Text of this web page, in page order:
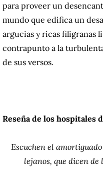
para proveer un
mundo que edifica un
argucias y ricas filigranas
contrapunto a la
de sus versos.
Reseña de los hospitales
Escuchen el
lejanos, que dicen